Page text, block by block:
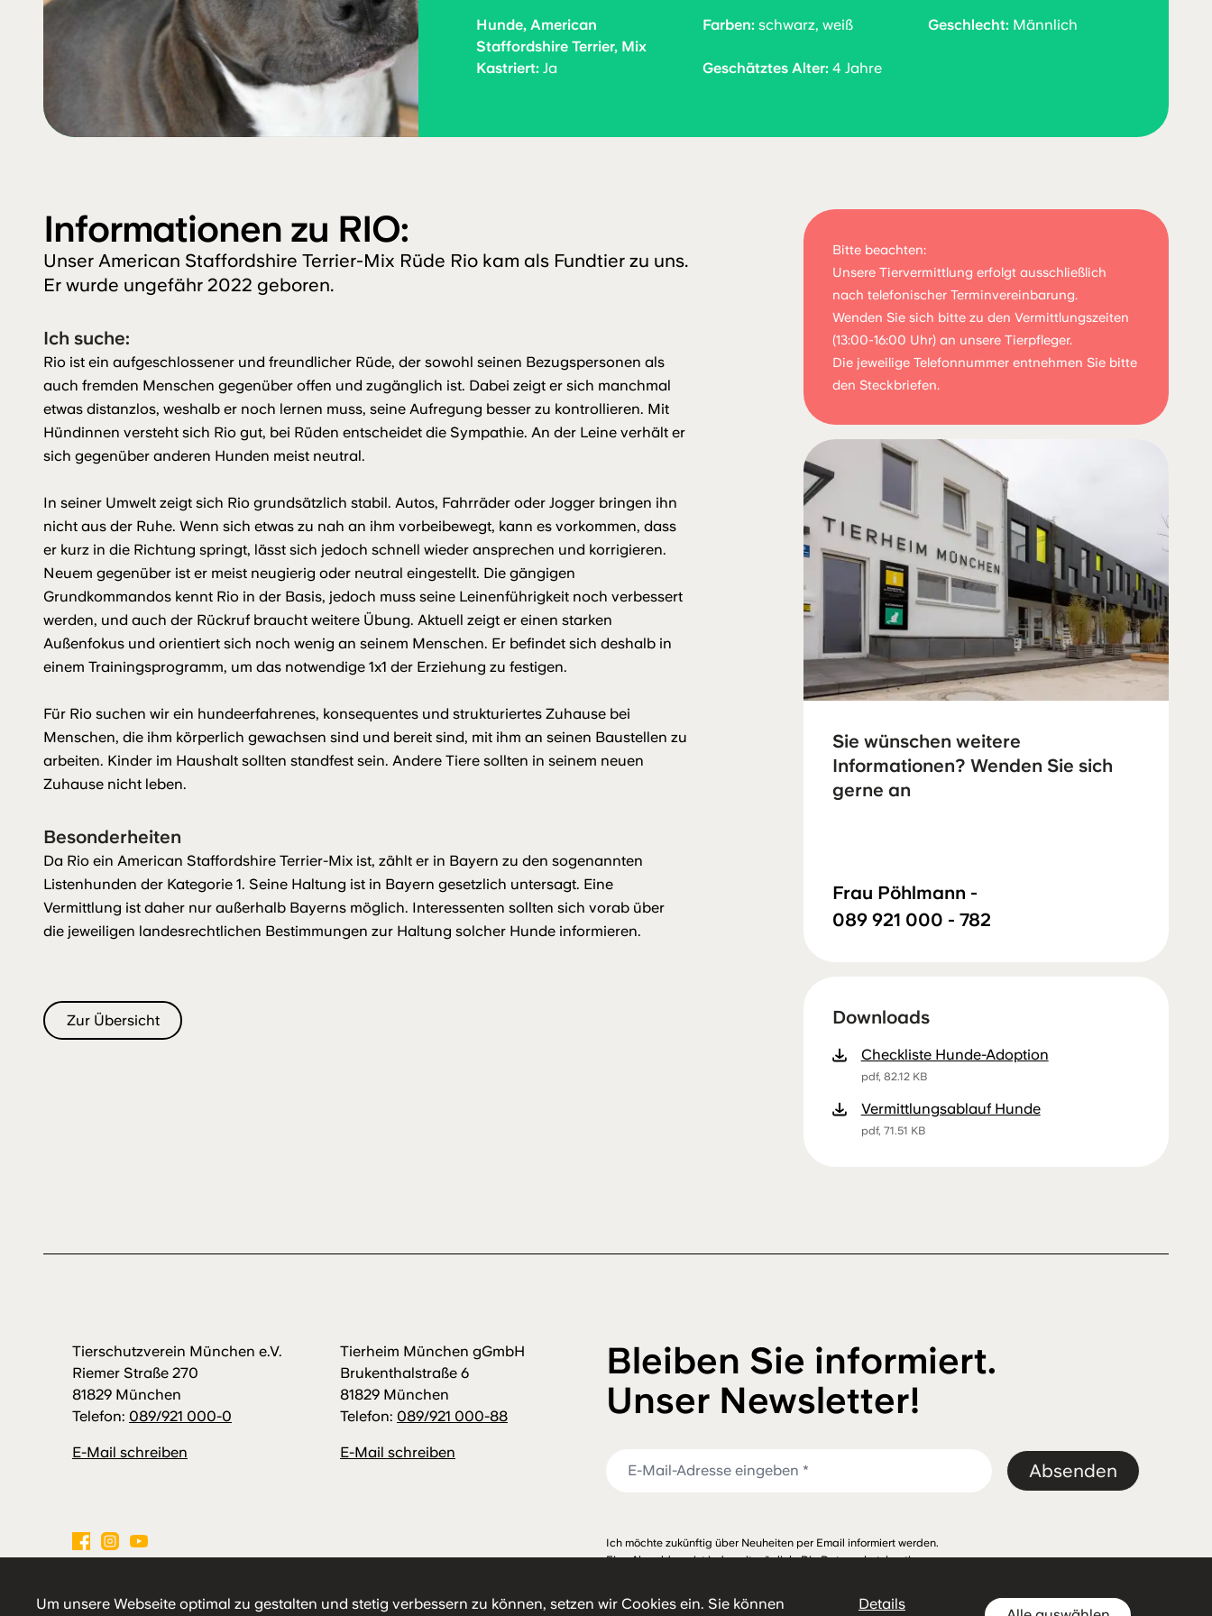
Um unsere Webseite optimal zu gestalten und stetig verbessern zu können, setzen wir Cookies ein. Sie können Details
Hunde, American
Staffordshire Terrier, Mix
Farben:schwarz, weiß Geschlecht: Männlich
Kastriert: Ja Geschätztes Alter:4 Jahre
Informationen zu RIO:
Unser American Staffordshire Terrier-Mix Rüde Rio kam als Fundtier zu uns.
Er wurde ungefähr 2022 geboren.
Ich suche:
Rio ist ein aufgeschlossener und freundlicher Rüde, der sowohl seinen Bezugspersonen als
auch fremden Menschen gegenüber offen und zugänglich ist. Dabei zeigt er sich manchmal
etwas distanzlos, weshalb er noch lernen muss, seine Aufregung besser zu kontrollieren. Mit
Hündinnen versteht sich Rio gut, bei Rüden entscheidet die Sympathie. An der Leine verhält er
sich gegenüber anderen Hunden meist neutral.
In seiner Umwelt zeigt sich Rio grundsätzlich stabil. Autos, Fahrräder oder Jogger bringen ihn
nicht aus der Ruhe. Wenn sich etwas zu nah an ihm vorbeibewegt, kann es vorkommen, dass
er kurz in die Richtung springt, lässt sich jedoch schnell wieder ansprechen und korrigieren.
Neuem gegenüber ist er meist neugierig oder neutral eingestellt. Die gängigen
Grundkommandos kennt Rio in der Basis, jedoch muss seine Leinenführigkeit noch verbessert
werden, und auch der Rückruf braucht weitere Übung. Aktuell zeigt er einen starken
Außenfokus und orientiert sich noch wenig an seinem Menschen. Er befindet sich deshalb in
einem Trainingsprogramm, um das notwendige 1x1 der Erziehung zu festigen.
Für Rio suchen wir ein hundeerfahrenes, konsequentes und strukturiertes Zuhause bei
Menschen, die ihm körperlich gewachsen sind und bereit sind, mit ihm an seinen Baustellen zu
arbeiten. Kinder im Haushalt sollten standfest sein. Andere Tiere sollten in seinem neuen
Zuhause nicht leben.
Besonderheiten
Da Rio ein American Staffordshire Terrier-Mix ist, zählt er in Bayern zu den sogenannten
Listenhunden der Kategorie 1. Seine Haltung ist in Bayern gesetzlich untersagt. Eine
Vermittlung ist daher nur außerhalb Bayerns möglich. Interessenten sollten sich vorab über
die jeweiligen landesrechtlichen Bestimmungen zur Haltung solcher Hunde informieren.
Zur Übersicht
Bitte beachten:
Unsere Tiervermittlung erfolgt ausschließlich
nach telefonischer Terminvereinbarung.
Wenden Sie sich bitte zu den Vermittlungszeiten
(13:00-16:00 Uhr) an unsere Tierpfleger.
Die jeweilige Telefonnummer entnehmen Sie bitte
den Steckbriefen.
Sie wünschen weitere
Informationen? Wenden Sie sich
gerne an
Frau Pöhlmann -
089 921 000 - 782
Downloads
Checkliste Hunde-Adoption
pdf, 82.12 KB
Vermittlungsablauf Hunde
pdf, 71.51 KB
Tierschutzverein München e.V.
Riemer Straße 270
81829 München
Telefon: 089/921 000-0
E-Mail schreiben
Tierheim München gGmbH
Brukenthalstraße 6
81829 München
Telefon: 089/921 000-88
E-Mail schreiben
Bleiben Sie informiert.
Unser Newsletter!
Absenden
Ich möchte zukünftig über Neuheiten per Email informiert werden.
Eine Abmeldung ist jederzeit möglich. DieDatenschutzbestimmungen